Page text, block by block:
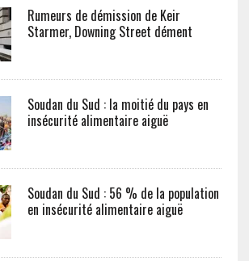
Rumeurs de démission de Keir
Starmer, Downing Street dément
Soudan du Sud : la moitié du pays en
insécurité alimentaire aiguë
Soudan du Sud : 56 % de la population
en insécurité alimentaire aiguë